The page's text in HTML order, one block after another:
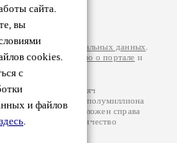
сайта.
вы
cookies.
с
и файлов
.
за
на
обработки персональных данных
информацию о портале и
– порядка 100 тысяч
более полумиллиона
который расположен справа
по две цифры: количество